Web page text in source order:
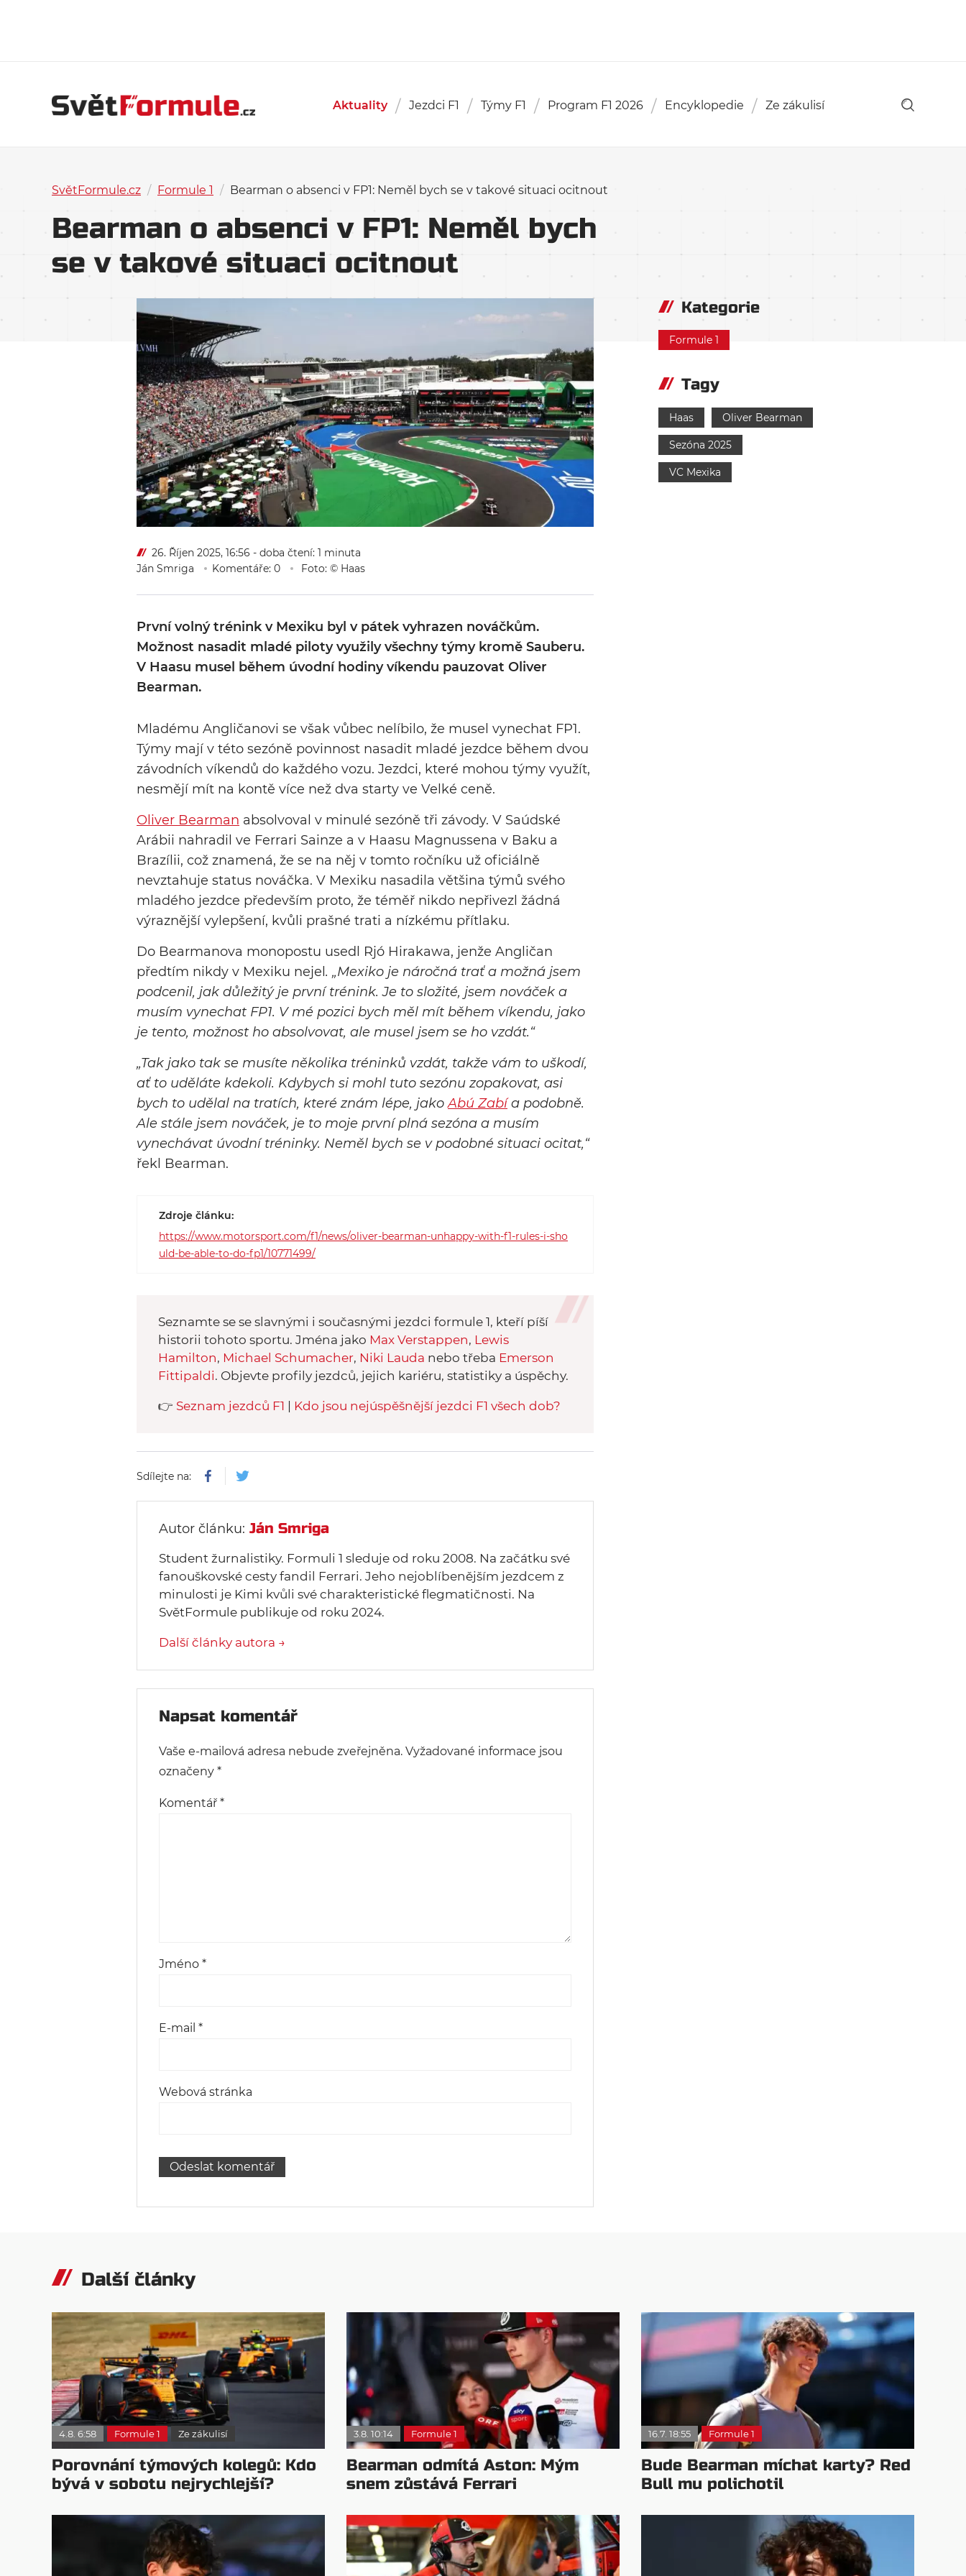
Aktuality Jezdci F1 Týmy F1 Program F1 2026 Encyklopedie Ze zákulisí
SvětFormule.cz / Formule 1 / Bearman o absenci v FP1: Neměl bych se v takové situaci ocitnout
Bearman o absenci v FP1: Neměl bych
se v takové situaci ocitnout
26. Říjen 2025, 16:56 - doba čtení: 1 minuta
Ján Smriga
Komentáře: 0 Foto: © Haas
První volný trénink v Mexiku byl v pátek vyhrazen nováčkům.
Možnost nasadit mladé piloty využily všechny týmy kromě Sauberu.
V Haasu musel během úvodní hodiny víkendu pauzovat Oliver
Bearman.
Mladému Angličanovi se však vůbec nelíbilo, že musel vynechat FP1.
Týmy mají v této sezóně povinnost nasadit mladé jezdce během dvou
závodních víkendů do každého vozu. Jezdci, které mohou týmy využít,
nesmějí mít na kontě více než dva starty ve Velké ceně.
Oliver Bearman absolvoval v minulé sezóně tři závody. V Saúdské
Arábii nahradil ve Ferrari Sainze a v Haasu Magnussena v Baku a
Brazílii, což znamená, že se na něj v tomto ročníku už oficiálně
nevztahuje status nováčka. V Mexiku nasadila většina týmů svého
mladého jezdce především proto, že téměř nikdo nepřivezl žádná
výraznější vylepšení, kvůli prašné trati a nízkému přítlaku.
Do Bearmanova monopostu usedl Rjó Hirakawa, jenže Angličan
předtím nikdy v Mexiku nejel . „Mexiko je náročná trať a možná jsem
podcenil, jak důležitý je první trénink. Je to složité, jsem nováček a
musím vynechat FP1. V mé pozici bych měl mít během víkendu, jako
je tento, možnost ho absolvovat, ale musel jsem se ho vzdát.“
„Tak jako tak se musíte několika tréninků vzdát, takže vám to uškodí,
ať to uděláte kdekoli. Kdybych si mohl tuto sezónu zopakovat, asi
bych to udělal na tratích, které znám lépe, jakoAbú Zabía podobně.
Ale stále jsem nováček, je to moje první plná sezóna a musím
vynechávat úvodní tréninky. Neměl bych se v podobné situaci ocitat,“
řekl Bearman.
Zdroje článku:
https://www.motorsport.com/f1/news/oliver-bearman-unhappy-with-f1-rules-i-sho
uld-be-able-to-do-fp1/10771499/
Seznamte se se slavnými i současnými jezdci formule 1, kteří píší
historii tohoto sportu. Jména jako Max Verstappen, Lewis
Hamilton, Michael Schumacher, Niki Lauda nebo třeba Emerson
Fittipaldi. Objevte profily jezdců, jejich kariéru, statistiky a úspěchy.
👉 Seznam jezdců F1 Kdo jsou nejúspěšnější jezdci F1 všech dob?
Sdílejte na:
Autor článku: Ján Smriga
Student žurnalistiky. Formuli 1 sleduje od roku 2008. Na začátku své
fanouškovské cesty fandil Ferrari. Jeho nejoblíbenějším jezdcem z
minulosti je Kimi kvůli své charakteristické flegmatičnosti. Na
SvětFormule publikuje od roku 2024.
Další články autora →
Napsat komentář
Vaše e-mailová adresa nebude zveřejněna. Vyžadované informace jsou
označeny *
Komentář *
Jméno *
E-mail *
Webová stránka
Kategorie
Formule 1
Tagy
Haas Oliver Bearman
Sezóna 2025
VC Mexika
Další články
4.8. 6:58 Formule 1 Ze zákulisí
Porovnání týmových kolegů: Kdo
bývá v sobotu nejrychlejší?
3.8. 10:14 Formule 1
Bearman odmítá Aston: Mým
snem zůstává Ferrari
16.7. 18:55 Formule 1
Bude Bearman míchat karty? Red
Bull mu polichotil